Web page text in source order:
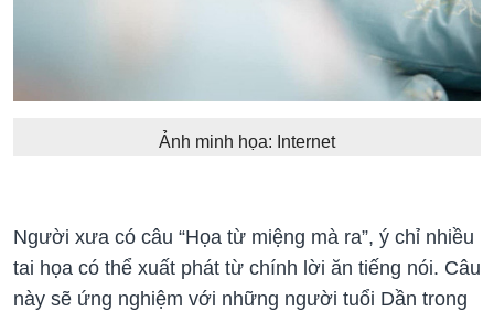
Ảnh minh họa: Internet
Người xưa có câu “Họa từ miệng mà ra”, ý chỉ nhiều
tai họa có thể xuất phát từ chính lời ăn tiếng nói. Câu
này sẽ ứng nghiệm với những người tuổi Dần trong